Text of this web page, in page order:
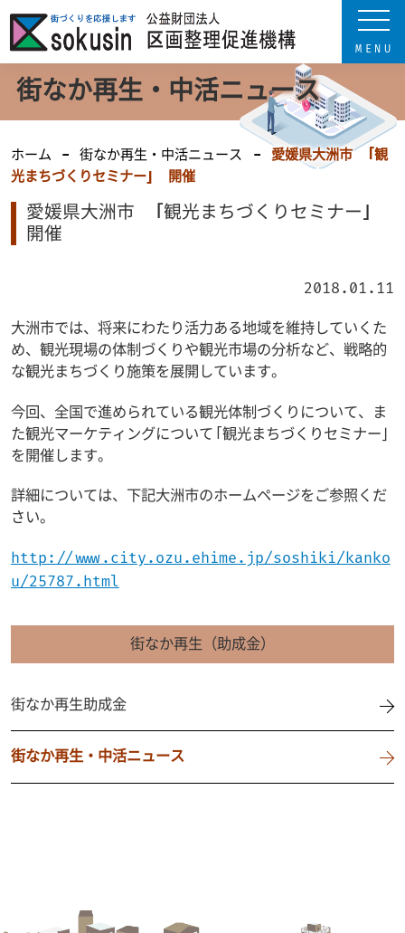
街なか再生・中活ニュース
ホーム 街なか再生・中活ニュース
愛媛県大洲市 「観
光まちづくりセミナー」 開催
愛媛県大洲市 「観光まちづくりセミナー」
開催
2018.01.11
大洲市では、将来にわたり活力ある地域を維持していくた
め、観光現場の体制づくりや観光市場の分析など、戦略的
な観光まちづくり施策を展開しています。
今回、全国で進められている観光体制づくりについて、ま
た観光マーケティングについて「観光まちづくりセミナー」
を開催します。
詳細については、下記大洲市のホームページをご参照くだ
さい。
http://www.city.ozu.ehime.jp/soshiki/kanko
u/25787.html
街なか再生（助成金）
街なか再生助成金
街なか再生・中活ニュース